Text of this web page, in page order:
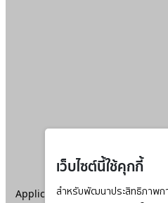
เว็บไซต์นี้ใช้คุกกี้
สำหรับพัฒนาประสิทธิภาพก
Application error: aclient-side